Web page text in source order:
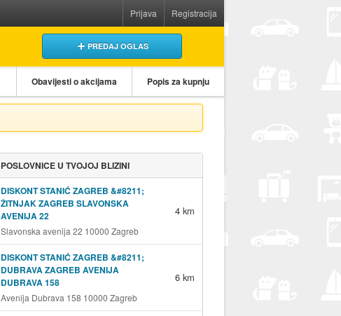
Prijava Registracija
PREDAJ OGLAS
Obavijesti o akcijama Popis za kupnju
POSLOVNICE U TVOJOJ BLIZINI
DISKONT STANIĆ ZAGREB &#8211;
ŽITNJAK ZAGREB SLAVONSKA
AVENIJA 22
Slavonska avenija 22 10000 Zagreb
4 km
DISKONT STANIĆ ZAGREB &#8211;
DUBRAVA ZAGREB AVENIJA
DUBRAVA 158
Avenija Dubrava 158 10000 Zagreb
6 km